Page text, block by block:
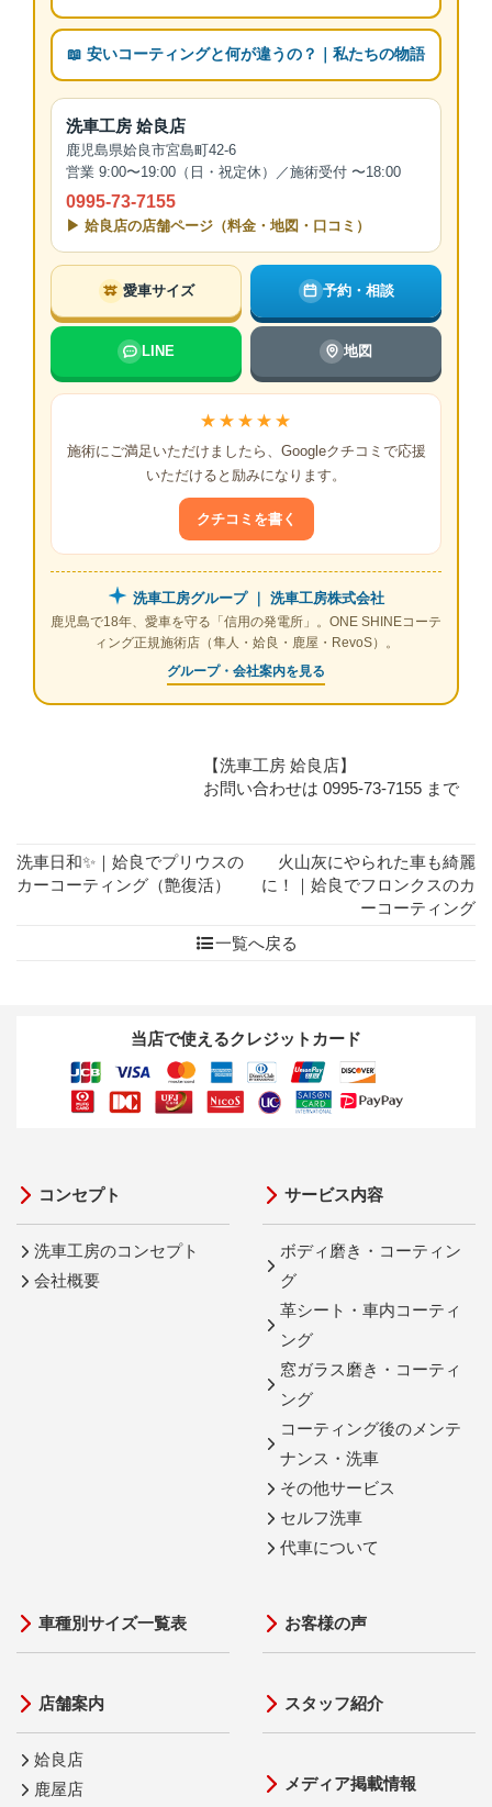
📖 安いコーティングと何が違うの？｜私たちの物語
洗車工房 姶良店
鹿児島県姶良市宮島町42-6
営業 9:00〜19:00（日・祝定休）／施術受付 〜18:00
0995-73-7155
▶ 姶良店の店舗ページ（料金・地図・口コミ）
愛車サイズ 予約・相談
LINE 地図
★★★★★
施術にご満足いただけましたら、Googleクチコミで応援
いただけると励みになります。
クチコミを書く
洗車工房グループ ｜ 洗車工房株式会社
鹿児島で18年、愛車を守る「信用の発電所」。ONE SHINEコーテ
ィング正規施術店（隼人・姶良・鹿屋・RevoS）。
グループ・会社案内を見る
【洗車工房 姶良店】
お問い合わせは 0995-73-7155 まで
洗車日和✨️｜姶良でプリウスの
カーコーティング（艶復活）
火山灰にやられた車も綺麗
に！｜姶良でフロンクスのカ
ーコーティング
一覧へ戻る
当店で使えるクレジットカード
コンセプト
洗車工房のコンセプト
会社概要
サービス内容
ボディ磨き・コーティン
グ
革シート・車内コーティ
ング
窓ガラス磨き・コーティ
ング
コーティング後のメンテ
ナンス・洗車
その他サービス
セルフ洗車
代車について
車種別サイズ一覧表
店舗案内
姶良店
鹿屋店
お客様の声
スタッフ紹介
メディア掲載情報